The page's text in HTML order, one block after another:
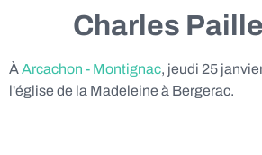
Charles
ÀArcachon - Montignac, jeudi 25
l'église de la Madeleine à Bergerac.